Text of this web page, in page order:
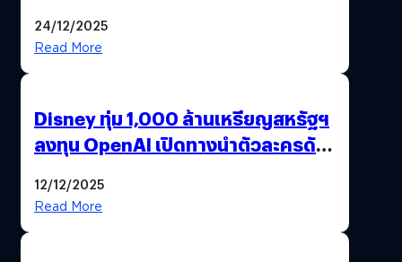
24/12/2025
Read More
Disney ทุ่ม 1,000 ล้านเหรียญสหรัฐฯ
ลงทุน OpenAI เปิดทางนำตัวละครดัง
12/12/2025
Read More